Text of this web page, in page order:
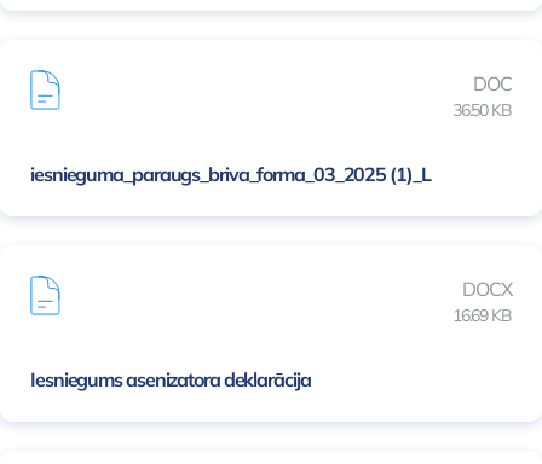
DOC
36.50 KB
iesnieguma_paraugs_briva_forma_03_2025 (1)_L
DOCX
16.69 KB
Iesniegums asenizatora deklarācija